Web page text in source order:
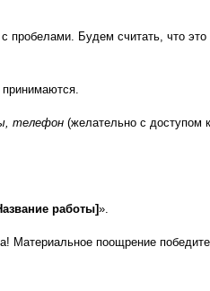
Будем считать, что это
телефон (желательно с доступом
работы]».
Материальное поощрение